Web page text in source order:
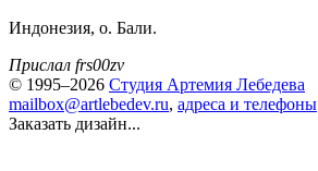
Индонезия, о. Бали.
Прислал frs00zv
© 1995–2026 Студия Артемия Лебедева
mailbox@artlebedev.ru, адреса и телефоны
Заказать дизайн...